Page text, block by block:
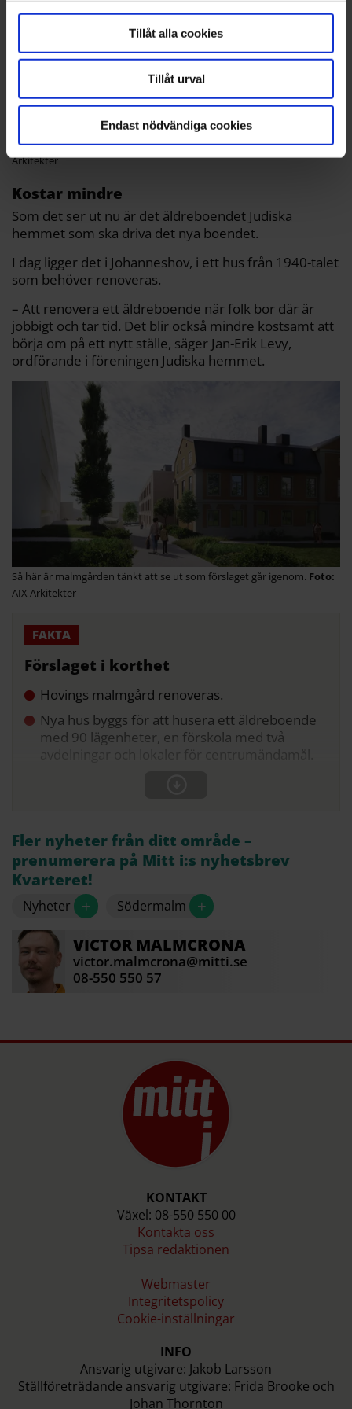
Tillåt alla cookies
Tillåt urval
Endast nödvändiga cookies
Från Tegelviksgatan skulle den nya bebyggelsen se ut så här.
AIX
Arkitekter
Kostar mindre
Som det ser ut nu är det äldreboendet Judiska
hemmet som ska driva det nya boendet.
I dag ligger det i Johanneshov, i ett hus från 1940-talet
som behöver renoveras.
– Att renovera ett äldreboende när folk bor där är
jobbigt och tar tid. Det blir också mindre kostsamt att
börja om på ett nytt ställe, säger Jan-Erik Levy,
ordförande i föreningen Judiska hemmet.
Så här är malmgården tänkt att se ut som förslaget går igenom.
AIX Arkitekter
Förslaget i korthet
Hovings malmgård renoveras.
Nya hus byggs för att husera ett äldreboende
med 90 lägenheter, en förskola med två
avdelningar och lokaler för centrumändamål.
Fler nyheter från ditt område –
prenumerera på Mitt i:s nyhetsbrev
Kvarteret!
Nyheter + Södermalm +
VICTORMALMCRONA
victor.malmcrona@mitti.se
08-550 550 57
KONTAKT
Växel: 08-550 550 00
Kontakta oss
Tipsa redaktionen
Webmaster
Integritetspolicy
Cookie-inställningar
INFO
Ansvarig utgivare: Jakob Larsson
Ställföreträdande ansvarig utgivare: Frida Brooke och
Johan Thornton